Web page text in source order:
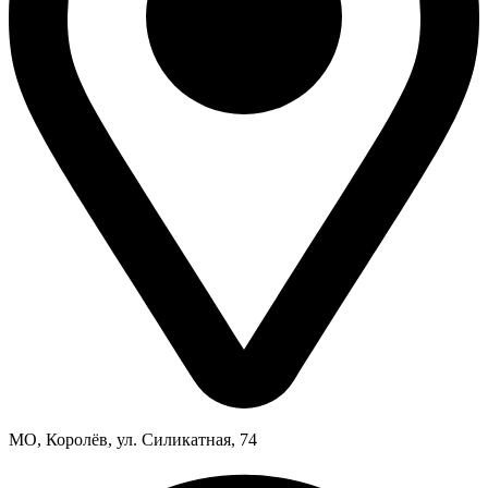
МО, Королёв, ул. Силикатная, 74